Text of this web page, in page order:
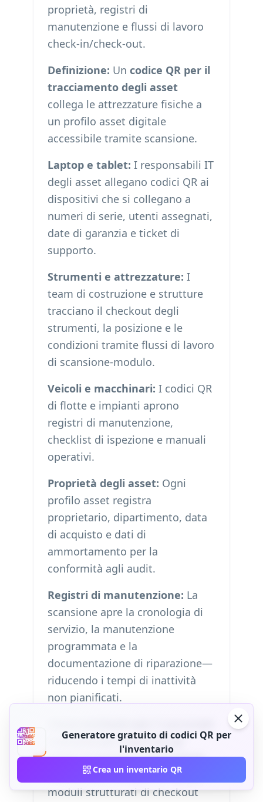
proprietà, registri di
manutenzione e flussi di lavoro
check-in/check-out.
Definizione: Un codice QR per il
tracciamento degli asset
collega le attrezzature fisiche a
un profilo asset digitale
accessibile tramite scansione.
Laptop e tablet: I responsabili IT
degli asset allegano codici QR ai
dispositivi che si collegano a
numeri di serie, utenti assegnati,
date di garanzia e ticket di
supporto.
Strumenti e attrezzature: I
team di costruzione e strutture
tracciano il checkout degli
strumenti, la posizione e le
condizioni tramite flussi di lavoro
di scansione-modulo.
Veicoli e macchinari: I codici QR
di flotte e impianti aprono
registri di manutenzione,
checklist di ispezione e manuali
operativi.
Proprietà degli asset: Ogni
profilo asset registra
proprietario, dipartimento, data
di acquisto e dati di
ammortamento per la
conformità agli audit.
Registri di manutenzione: La
scansione apre la cronologia di
servizio, la manutenzione
programmata e la
documentazione di riparazione—
riducendo i tempi di inattività
non pianificati.
scansiona per registrare gli
eventi di prestito e restituzione.
Abbina con i Google Forms
moduli strutturati di checkout
Generatore gratuito di codici QR per
l'inventario
Crea un inventario QR